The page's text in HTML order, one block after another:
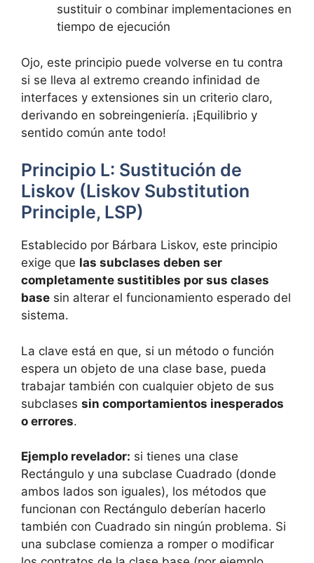
sustituir o combinar implementaciones en
tiempo de ejecución
Ojo, este principio puede volverse en tu contra
si se lleva al extremo creando infinidad de
interfaces y extensiones sin un criterio claro,
derivando en sobreingeniería. ¡Equilibrio y
sentido común ante todo!
Principio L: Sustitución de
Liskov (Liskov Substitution
Principle, LSP)
Establecido por Bárbara Liskov, este principio
exige que las subclases deben ser
completamente sustitibles por sus clases
base sin alterar el funcionamiento esperado del
sistema.
La clave está en que, si un método o función
espera un objeto de una clase base, pueda
trabajar también con cualquier objeto de sus
subclases sin comportamientos inesperados
o errores.
Ejemplo revelador: si tienes una clase
Rectángulo y una subclase Cuadrado (donde
ambos lados son iguales), los métodos que
funcionan con Rectángulo deberían hacerlo
también con Cuadrado sin ningún problema. Si
una subclase comienza a romper o modificar